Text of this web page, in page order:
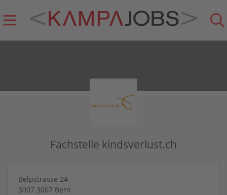
Fachstelle kindsverlust.ch
Belpstrasse 24
3007 3007 Bern